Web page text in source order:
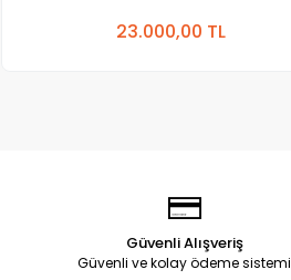
23.000,00 TL
Güvenli Alışveriş
Güvenli ve kolay ödeme sistemi